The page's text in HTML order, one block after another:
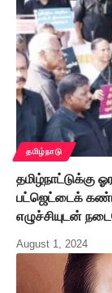
தமிழ்நாடு
தமிழ்நாட்டுக்கு
பட்ஜெட்டைக்
எழுச்சியுடன்
August 1, 2024